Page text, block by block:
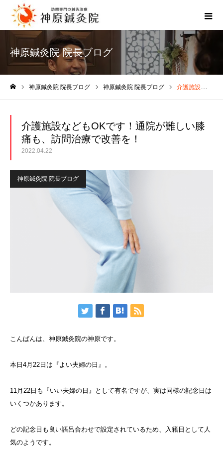
神原鍼灸院 院長ブログ
神原鍼灸院 院長ブログ 神原鍼灸院 院長ブログ 介護施設などもOKです！通院が難しい膝痛も、訪問治療で改善を！
介護施設などもOKです！通院が難しい膝
痛も、訪問治療で改善を！
2022.04.22
神原鍼灸院 院長ブログ
こんばんは、神原鍼灸院の神原です。
本日4月22日は『よい夫婦の日』。
11月22日も『いい夫婦の日』として有名ですが、実は同様の記念日は
いくつかあります。
どの記念日も良い語呂合わせで設定されているため、入籍日として人
気のようです。